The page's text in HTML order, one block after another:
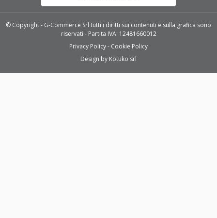
© Copyright - G-Commerce Srl tutti i diritti sui contenuti e sulla grafica sono
riservati - Partita IVA: 12481660012
Privacy Policy
Cookie Policy
Design by Kotuko srl